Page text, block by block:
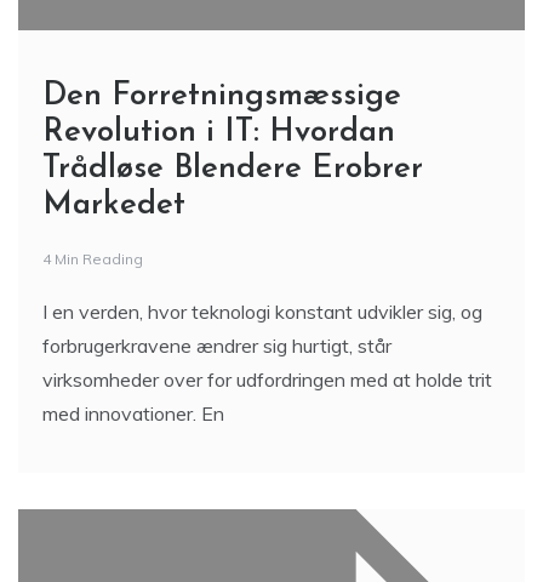
Den Forretningsmæssige
Revolution i IT: Hvordan
Trådløse Blendere Erobrer
Markedet
4 Min Reading
I en verden, hvor teknologi konstant udvikler sig, og
forbrugerkravene ændrer sig hurtigt, står
virksomheder over for udfordringen med at holde trit
med innovationer. En